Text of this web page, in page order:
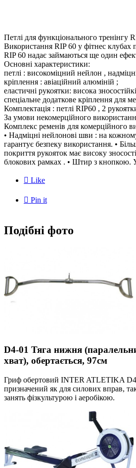
Петлі для функціонального тренінгу
Використання RIP 60 у фітнес клубах
RIP 60 надає займаються ще один
Основні характеристики:
петлі : високоміцний нейлон ,
кріплення : авіаційний алюміній ;
еластичні рукоятки: висока
спеціальне додаткове кріплення для
Комплектація : петлі RIP60 , 2
За умови некомерційного
Комплекс ременів для комерційного
• Надміцні нейлонові шви : на
гарантує безпеку використання. •
покриття рукояток має високу
блокових рамках . • Штир з кнопкою.
 Like
 Pin it
Подібні фото
D4-01 Тяга нижня
хват), обертається, 97см
Гриф обертовий INTER ATLETIKA
призначений як для силових вправ,
занять фізкультурою і аеробікою.